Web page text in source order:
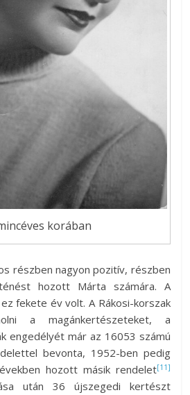
korában
részben nagyon pozitív, részben
hozott Márta számára. A
fekete év volt. A Rákosi-korszak
a magánkertészeteket, a
engedélyét már az 16053 számú
bevonta, 1952-ben pedig
hozott másik rendelet[11]
után 36 újszegedi kertészt